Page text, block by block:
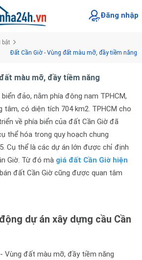
Đăng nhập
bật
Đất Cần Giờ - Vùng đất màu mỡ, đầy tiềm năng
màu mỡ, đầy tiềm năng
đảo, nằm phía đông nam TPHCM,
tâm, có diện tích 704 km2. TPHCM cho
về phía biển của đất Cần Giờ đã
thể hóa trong quy hoạch chung
Cụ thể là các dự án lớn được chỉ định
Giờ. Từ đó mà giá đất Cần Giờ hiện
đất Cần Giờ cũng được quan tâm
dự án xây dựng cầu Cần